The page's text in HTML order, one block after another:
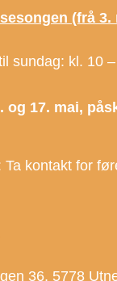
(frå 3.
sundag: kl. 10
og 17. mai,
Ta kontakt for
36, 5778